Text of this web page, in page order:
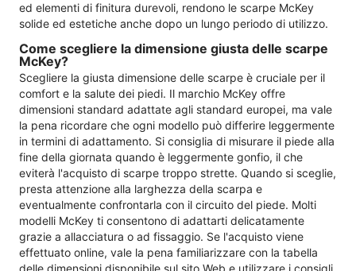
ed elementi di finitura durevoli, rendono le scarpe McKey
solide ed estetiche anche dopo un lungo periodo di utilizzo.
Come scegliere la dimensione giusta delle scarpe
McKey?
Scegliere la giusta dimensione delle scarpe è cruciale per il
comfort e la salute dei piedi. Il marchio McKey offre
dimensioni standard adattate agli standard europei, ma vale
la pena ricordare che ogni modello può differire leggermente
in termini di adattamento. Si consiglia di misurare il piede alla
fine della giornata quando è leggermente gonfio, il che
eviterà l'acquisto di scarpe troppo strette. Quando si sceglie,
presta attenzione alla larghezza della scarpa e
eventualmente confrontarla con il circuito del piede. Molti
modelli McKey ti consentono di adattarti delicatamente
grazie a allacciatura o ad fissaggio. Se l'acquisto viene
effettuato online, vale la pena familiarizzare con la tabella
delle dimensioni disponibile sul sito Web e utilizzare i consigli